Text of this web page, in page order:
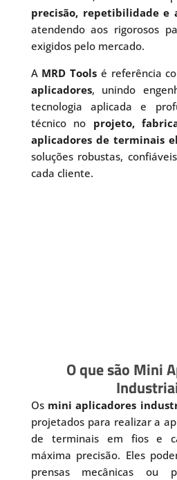
precisão, repetibilidade
atendendo aos rigorosos
exigidos pelo mercado.
A MRD Tools é referência
aplicadores, unindo
tecnologia aplicada e
técnico no projeto,
aplicadores de terminais
soluções robustas,
cada cliente.
O que são Mini
Os mini aplicadores
projetados para realizar a
de terminais em fios e
máxima precisão. Eles
prensas mecânicas ou